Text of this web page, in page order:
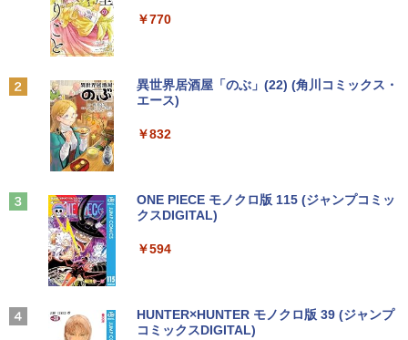
Anker Soundcore P31i ブラック
Anker Soundcore Liberty 5 ミッドナイトブ
ラック
￥14,990
【2026年アップグレード版】AOKIMI ワイヤ
レスイヤホン bluetooth イヤホン V12 小型
￥250
BRUCE WAYNE feat. Flo Milli, ATL Jacob
[Explicit]
￥250
見知らぬ糸
On My Road (Stadium ver.)
￥1,112
by Amazon 天然水 ラベルレス 500ml ×24本
富士山の天然水 バナジウム含有 水 ミネラル
ットル (Smart Basic)
by Amazon 天然水ラベルレス 2L×9本
￥1,117
by Amazon 炭酸水 ラベルレス 500ml ×24本
￥770
異世界居酒屋「のぶ」(22) (角川コミックス・
エース)
￥832
ONE PIECE モノクロ版 115 (ジャンプコミッ
クスDIGITAL)
￥594
HUNTER×HUNTER モノクロ版 39 (ジャンプ
コミックスDIGITAL)